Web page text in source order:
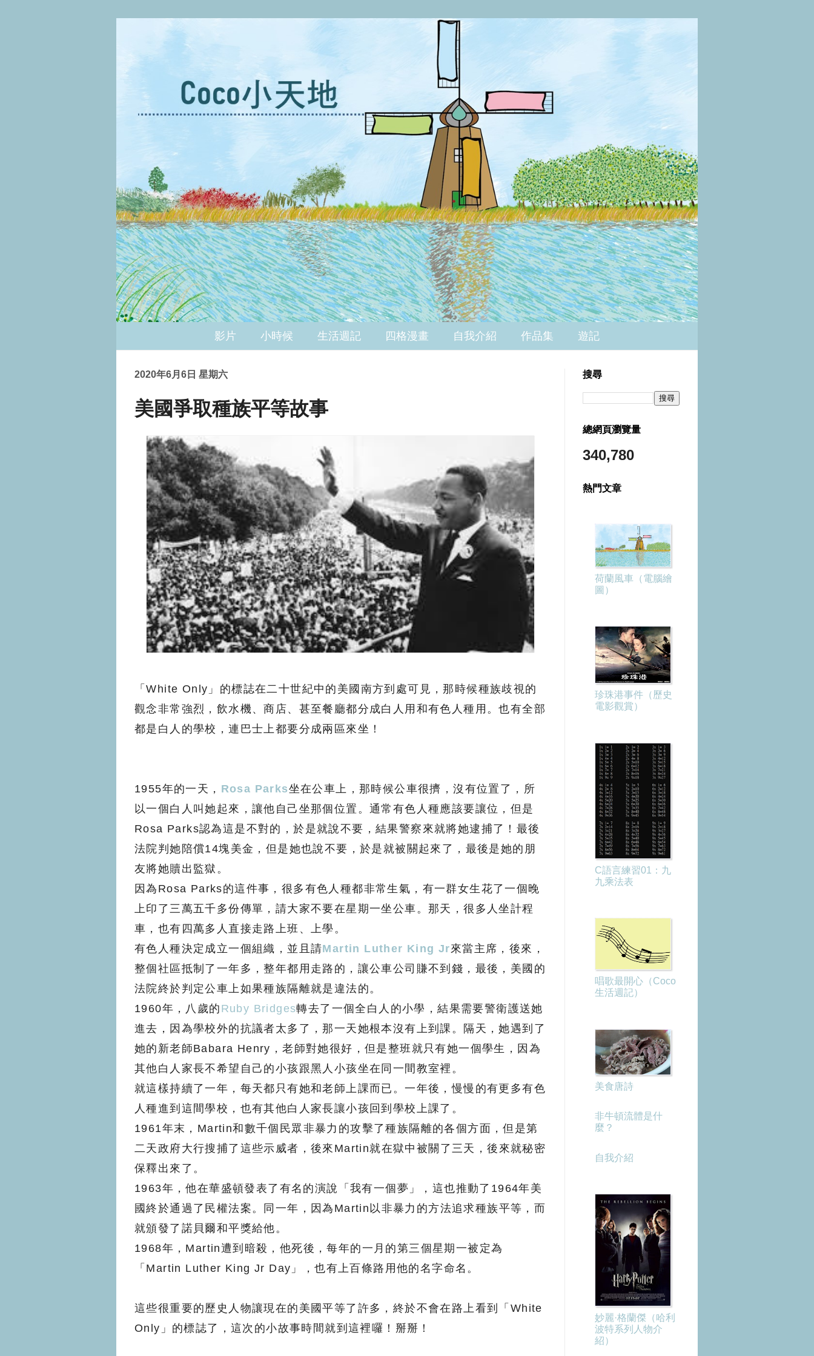
影片 小時候 生活週記 四格漫畫 自我介紹 作品集 遊記
2020年6月6日 星期六
美國爭取種族平等故事
「White Only」的標誌在二十世紀中的美國南方到處可見，那時候種族歧視的
觀念非常強烈，飲水機、商店、甚至餐廳都分成白人用和有色人種用。也有全部
都是白人的學校，連巴士上都要分成兩區來坐！
1955年的一天， Rosa Parks坐在公車上，那時候公車很擠，沒有位置了，所
以一個白人叫她起來，讓他自己坐那個位置。通常有色人種應該要讓位，但是
Rosa Parks認為這是不對的，於是就說不要，結果警察來就將她逮捕了！最後
法院判她陪償14塊美金，但是她也說不要，於是就被關起來了，最後是她的朋
友將她贖出監獄。
因為Rosa Parks的這件事，很多有色人種都非常生氣，有一群女生花了一個晚
上印了三萬五千多份傳單，請大家不要在星期一坐公車。那天，很多人坐計程
車，也有四萬多人直接走路上班、上學。
有色人種決定成立一個組織，並且請Martin Luther King Jr來當主席，後來，
整個社區抵制了一年多，整年都用走路的，讓公車公司賺不到錢，最後，美國的
法院終於判定公車上如果種族隔離就是違法的。
1960年，八歲的 Ruby Bridges轉去了一個全白人的小學，結果需要警衛護送她
進去，因為學校外的抗議者太多了，那一天她根本沒有上到課。隔天，她遇到了
她的新老師Babara Henry，老師對她很好，但是整班就只有她一個學生，因為
其他白人家長不希望自己的小孩跟黑人小孩坐在同一間教室裡。
就這樣持續了一年，每天都只有她和老師上課而已。一年後，慢慢的有更多有色
人種進到這間學校，也有其他白人家長讓小孩回到學校上課了。
1961年末，Martin和數千個民眾非暴力的攻擊了種族隔離的各個方面，但是第
二天政府大行搜捕了這些示威者，後來Martin就在獄中被關了三天，後來就秘密
保釋出來了。
1963年，他在華盛頓發表了有名的演說「我有一個夢」，這也推動了1964年美
國終於通過了民權法案。同一年，因為Martin以非暴力的方法追求種族平等，而
就頒發了諾貝爾和平獎給他。
1968年，Martin遭到暗殺，他死後，每年的一月的第三個星期一被定為
「Martin Luther King Jr Day」，也有上百條路用他的名字命名。
這些很重要的歷史人物讓現在的美國平等了許多，終於不會在路上看到「White
Only」的標誌了，這次的小故事時間就到這裡囉！掰掰！
搜尋
總網頁瀏覽量
340,780
熱門文章
荷蘭風車（電腦繪
圖）
珍珠港事件（歷史
電影觀賞）
C語言練習01：九
九乘法表
唱歌最開心（Coco
生活週記）
美食唐詩
非牛頓流體是什
麼？
自我介紹
妙麗·格蘭傑（哈利
波特系列人物介
紹）